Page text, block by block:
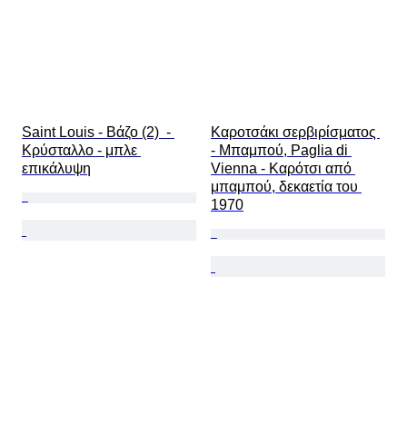
Saint Louis - Βάζο (2)  -
Κρύσταλλο - μπλε
επικάλυψη
Καροτσάκι σερβιρίσματος
- Μπαμπού, Paglia di
Vienna - Καρότσι από
μπαμπού, δεκαετία του
1970